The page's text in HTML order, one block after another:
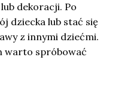
dekoracji. Po
dziecka lub stać się
z innymi dziećmi.
warto spróbować